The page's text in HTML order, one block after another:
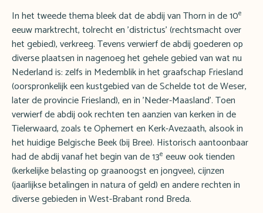
In het tweede thema bleek dat de abdij van Thorn in de 10e
eeuw marktrecht, tolrecht en 'districtus' (rechtsmacht over
het gebied), verkreeg. Tevens verwierf de abdij goederen op
diverse plaatsen in nagenoeg het gehele gebied van wat nu
Nederland is: zelfs in Medemblik in het graafschap Friesland
(oorspronkelijk een kustgebied van de Schelde tot de Weser,
later de provincie Friesland), en in 'Neder-Maasland'. Toen
verwierf de abdij ook rechten ten aanzien van kerken in de
Tielerwaard, zoals te Ophemert en Kerk-Avezaath, alsook in
het huidige Belgische Beek (bij Bree). Historisch aantoonbaar
had de abdij vanaf het begin van de 13e eeuw ook tienden
(kerkelijke belasting op graanoogst en jongvee), cijnzen
(jaarlijkse betalingen in natura of geld) en andere rechten in
diverse gebieden in West-Brabant rond Breda.